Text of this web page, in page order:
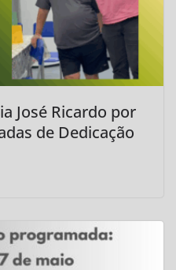
José Ricardo por
de Dedicação